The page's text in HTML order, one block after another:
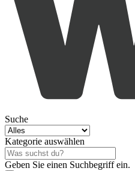
Suche
Kategorie auswählen
Geben Sie einen Suchbegriff ein.